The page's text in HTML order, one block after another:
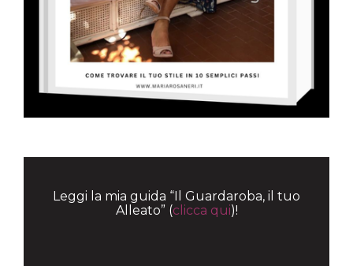
Leggi la mia guida “Il Guardaroba, il tuo
Alleato” (clicca qui)!